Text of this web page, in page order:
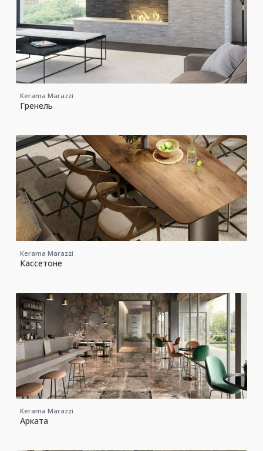
Kerama Marazzi
Гренель
Kerama Marazzi
Кассетоне
Kerama Marazzi
Арката